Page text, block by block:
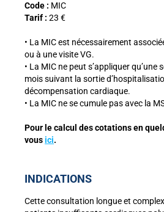
Code : MIC
Tarif : 23 €
• La MIC est nécessairement
ou à une visite VG.
• La MIC ne peut s’appliquer qu’une
mois suivant la sortie
décompensation cardiaque.
• La MIC ne se cumule pas avec la
Pour le calcul des cotations en
vousici.
INDICATIONS
Cette consultation longue et